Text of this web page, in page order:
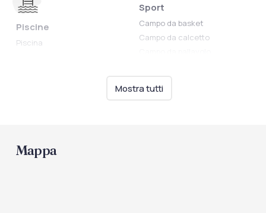
Piscine
Piscina
Sport
Campo da basket
Campo da calcetto
Mostra tutti
Mappa